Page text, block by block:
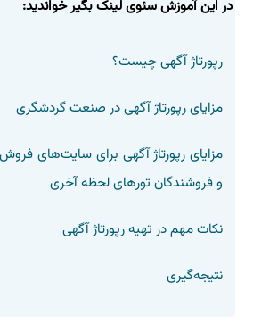
در این آموزش سئوی لینک بگیر خواندید:
رپورتاژ آگهی چیست؟
مزایای رپورتاژ آگهی در صنعت گردشگری
مزایای رپورتاژ آگهی برای سایت‌های فروش
و فروشندگان تورهای لحظه آخری
نکات مهم در تهیه رپورتاژ آگهی
نتیجه‌گیری